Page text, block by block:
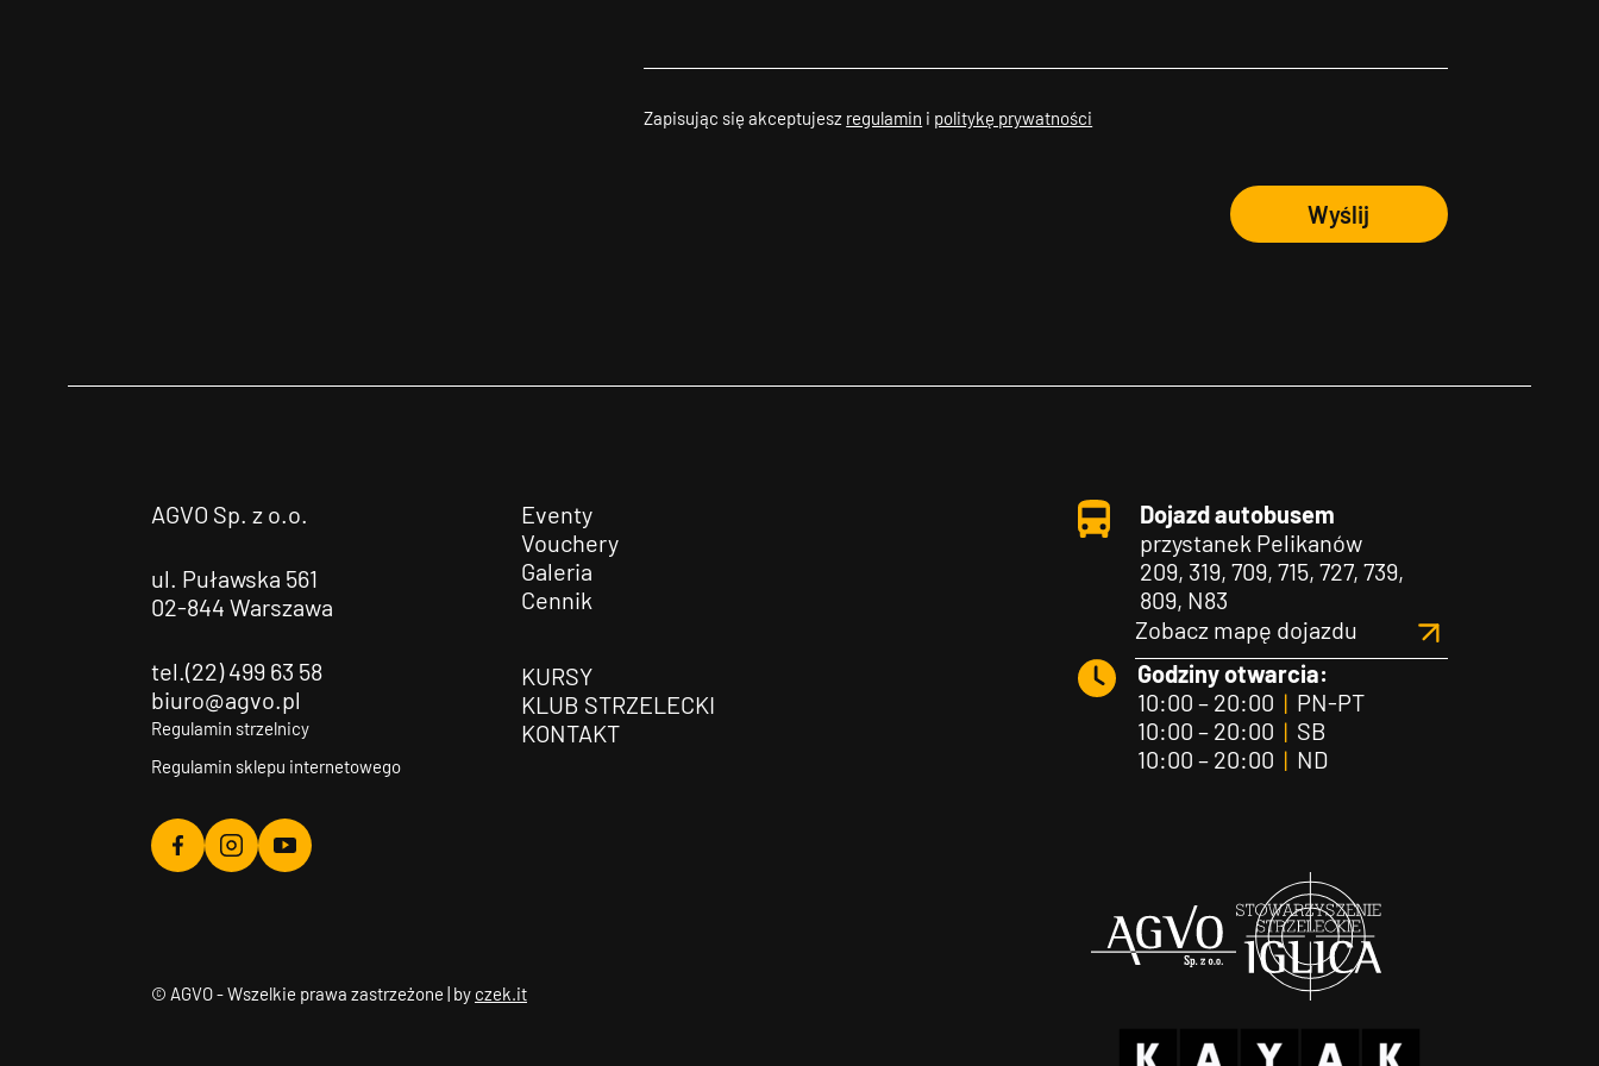
Zapisując się akceptujesz regulamin i politykę prywatności
Wyślij
AGVO Sp. z o.o.
ul. Puławska 561
02-844 Warszawa
tel.(22) 499 63 58
biuro@agvo.pl
Regulamin strzelnicy
Regulamin sklepu internetowego
Agvo
Agvo
Agvo
Eventy
Vouchery
Galeria
Cennik
KURSY
KLUB STRZELECKI
KONTAKT
Dojazd autobusem
przystanek Pelikanów
209, 319, 709, 715, 727, 739,
809, N83
Zobacz mapę dojazdu
Godziny otwarcia:
10:00 – 20:00 |PN-PT
10:00 – 20:00 |SB
10:00 – 20:00 |ND
© AGVO - Wszelkie prawa zastrzeżone | by czek.it
Agvo Iglica